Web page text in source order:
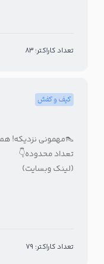
تعداد کاراکتر: 83
کیف و کفش
تعداد محدوده👇
(لینک وبسایت)
تعداد کاراکتر: 79